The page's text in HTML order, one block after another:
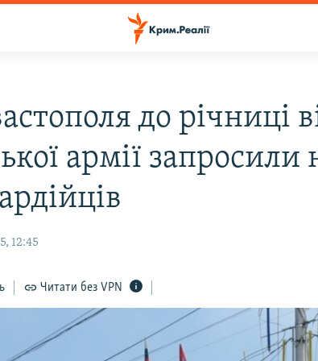
до річниці
армії запросили
12:45
Читати без VPN